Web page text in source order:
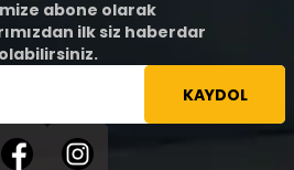
abone olarak
ilk siz haberdar
olabilirsiniz.
KAYDOL